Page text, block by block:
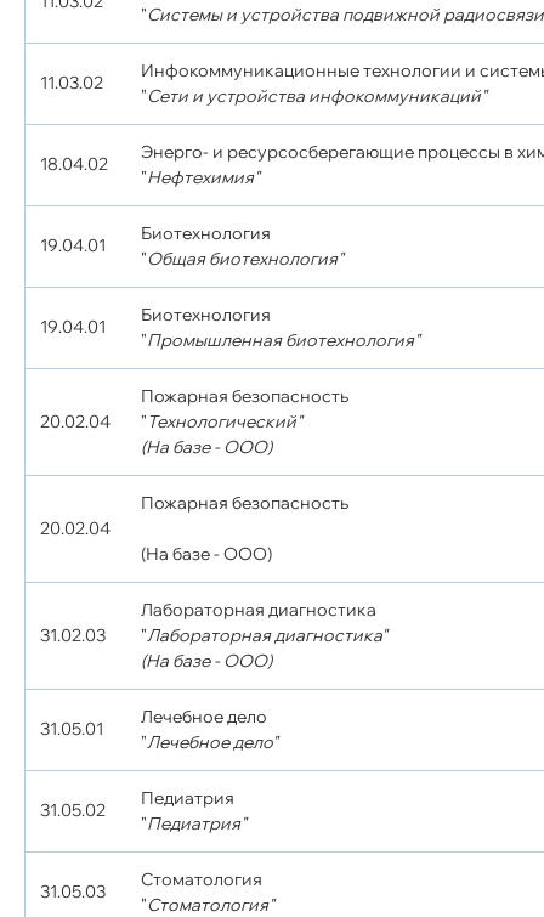
"Системы и устройства подвижной
11.03.02
Инфокоммуникационные технологии и
"Сети и устройства инфокоммуникаций"
18.04.02
Энерго- и ресурсосберегающие процессы в
"Нефтехимия"
19.04.01
Биотехнология
"Общая биотехнология"
19.04.01
Биотехнология
"Промышленная биотехнология"
20.02.04
Пожарная безопасность
"Технологический"
(На базе - ООО)
20.02.04
Пожарная безопасность
(На базе - ООО)
31.02.03
Лабораторная диагностика
"Лабораторная диагностика"
(На базе - ООО)
31.05.01
Лечебное дело
"Лечебное дело"
31.05.02
Педиатрия
"Педиатрия"
31.05.03
Стоматология
"Стоматология"